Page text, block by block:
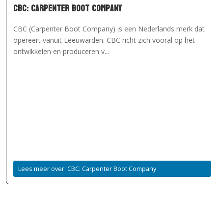
CBC: Carpenter Boot Company
CBC (Carpenter Boot Company) is een Nederlands merk dat
opereert vanuit Leeuwarden. CBC richt zich vooral op het
ontwikkelen en produceren v...
Lees meer over: CBC: Carpenter Boot Company